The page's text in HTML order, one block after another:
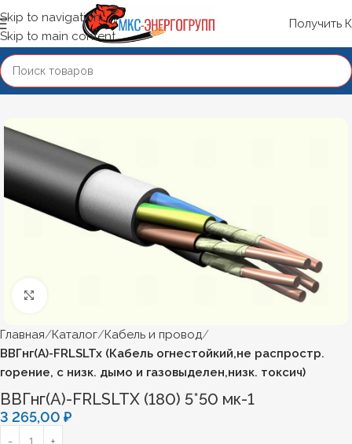
Skip to navigation
Skip to main content
Получить
Главная Каталог Кабель и провод
ВВГнг(А)-FRLSLTx (Кабель огнестойкий,не распростр.
горение, с низк. дымо и газовыделен,низк. токсич)
ВВГнг(А)-FRLSLTХ (180) 5*50 мк-1
3 265,00 ₽